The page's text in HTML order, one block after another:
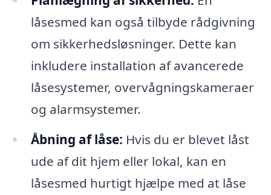
låsesmed kan også tilbyde rådgivning
om sikkerhedsløsninger. Dette kan
inkludere installation af avancerede
låsesystemer, overvågningskameraer
og alarmsystemer.
Åbning af låse: Hvis du er blevet låst
ude af dit hjem eller lokal, kan en
låsesmed hurtigt hjælpe med at låse